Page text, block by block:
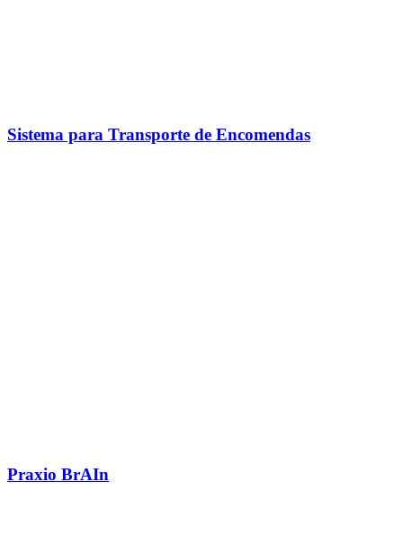
Sistema para Transporte de Encomendas
Praxio BrAIn